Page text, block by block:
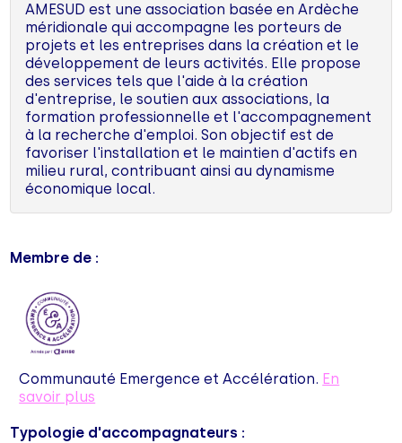
AMESUD est une association basée en Ardèche
méridionale qui accompagne les porteurs de
projets et les entreprises dans la création et le
développement de leurs activités. Elle propose
des services tels que l'aide à la création
d'entreprise, le soutien aux associations, la
formation professionnelle et l'accompagnement
à la recherche d'emploi. Son objectif est de
favoriser l'installation et le maintien d'actifs en
milieu rural, contribuant ainsi au dynamisme
économique local.
Membre de :
Communauté Emergence et Accélération. En
savoir plus
Typologie d'accompagnateurs :